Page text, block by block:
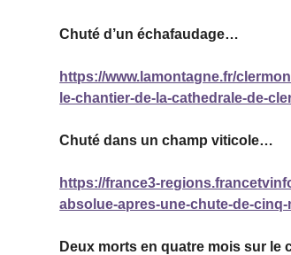
Chuté d’un échafaudage…
https://www.lamontagne.fr/
le-chantier-de-la-cathedrale-de-
Chuté dans un champ viticole…
https://france3-
absolue-apres-une-chute-de-
Deux morts en quatre mois sur